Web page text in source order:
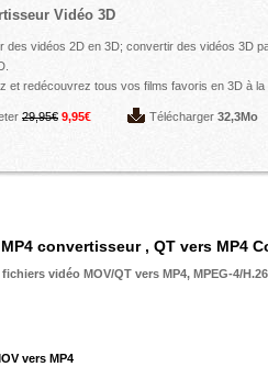
Vidéo 3D
des vidéos 2D en 3D; convertir des vidéos 3D
et redécouvrez tous vos films favoris en 3D à
29,95€ 9,95€ Télécharger 32,3Mo
convertisseur , QT vers MP4
vidéo MOV/QT vers MP4, MPEG-4/
vers MP4